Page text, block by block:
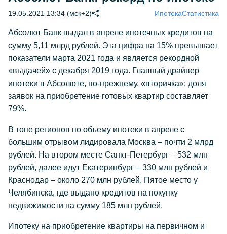
19.05.2021 13:34 (мск+2) ИпотекаСтатистика
Абсолют Банк выдал в апреле ипотечных кредитов на
сумму 5,11 млрд рублей. Эта цифра на 15% превышает
показатели марта 2021 года и является рекордной
«выдачей» с декабря 2019 года. Главный драйвер
ипотеки в Абсолюте, по-прежнему, «вторичка»: доля
заявок на приобретение готовых квартир составляет
79%.
В топе регионов по объему ипотеки в апреле с
большим отрывом лидировала Москва – почти 2 млрд
рублей. На втором месте Санкт-Петербург – 532 млн
рублей, далее идут Екатеринбург – 330 млн рублей и
Краснодар – около 270 млн рублей. Пятое место у
Челябинска, где выдано кредитов на покупку
недвижимости на сумму 185 млн рублей.
Ипотеку на приобретение квартиры на первичном и